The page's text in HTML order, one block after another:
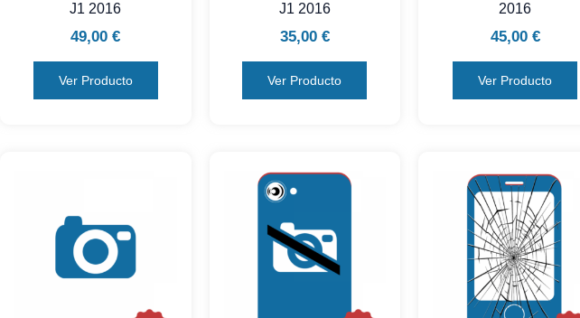
J1 2016
49,00€
Ver Producto
J1 2016
35,00 €
Ver Producto
2016
45,00 €
Ver Producto